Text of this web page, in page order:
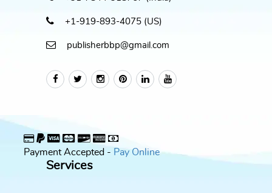
+1-919-893-4075 (US)
publisherbbp@gmail.com
Payment Accepted - Pay Online
Services